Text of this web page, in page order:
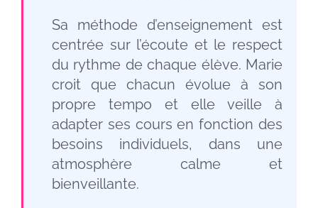
Sa méthode d’enseignement est
centrée sur l’écoute et le respect
du rythme de chaque élève. Marie
croit que chacun évolue à son
propre tempo et elle veille à
adapter ses cours en fonction des
besoins individuels, dans une
atmosphère calme et
bienveillante.